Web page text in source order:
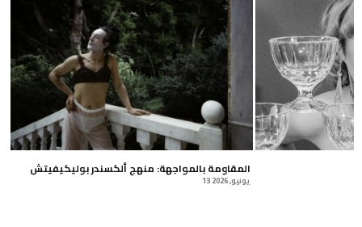
المقاومة بالمواجهة: منهج ألكسندر بوليكيفيتش
13 يونيو, 2026